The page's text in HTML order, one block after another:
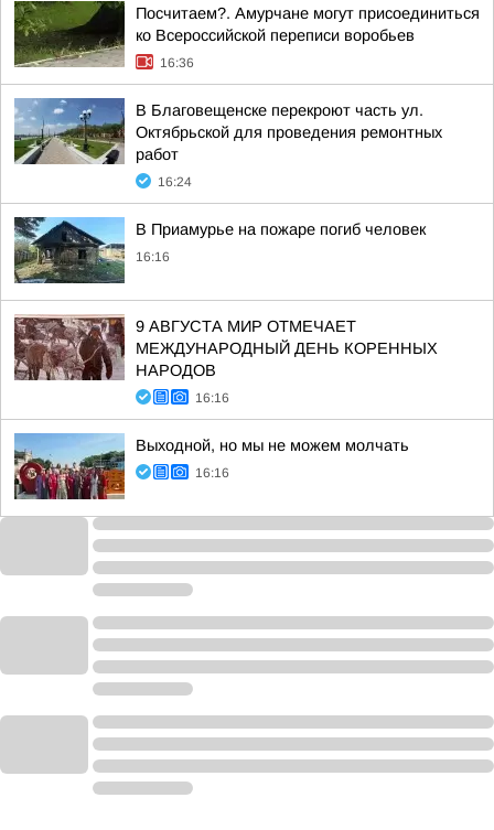
Посчитаем?. Амурчане могут присоединиться
ко Всероссийской переписи воробьев
16:36
В Благовещенске перекроют часть ул.
Октябрьской для проведения ремонтных
работ
16:24
В Приамурье на пожаре погиб человек
16:16
9 АВГУСТА МИР ОТМЕЧАЕТ
МЕЖДУНАРОДНЫЙ ДЕНЬ КОРЕННЫХ
НАРОДОВ
16:16
Выходной, но мы не можем молчать
16:16